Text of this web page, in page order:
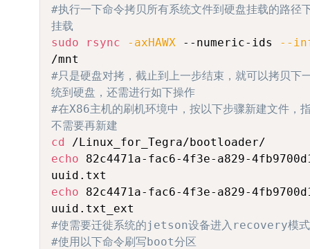
#执行一下命令拷贝所有系统文件到硬盘挂载的路径
挂载
sudo
rsync -axHAWX --numeric-ids
--
#只是硬盘对拷，截止到上一步结束，就可以拷贝下
统到硬盘，还需进行如下操作
#在X86主机的刷机环境中，按以下步骤新建文件，
不需要再新建
cd
echo 82c4471a-fac6-4f3e-a829-
echo 82c4471a-fac6-4f3e-a829-
#使需要迁徙系统的jetson设备进入recovery模式
#使用以下命令刷写boot分区